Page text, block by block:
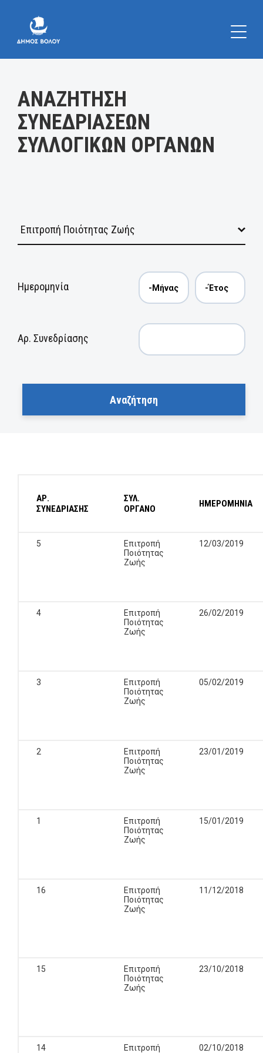
ΑΝΑΖΗΤΗΣΗ
ΣΥΝΕΔΡΙΑΣΕΩΝ
ΣΥΛΛΟΓΙΚΩΝ ΟΡΓΑΝΩΝ
Ημερομηνία
Αρ. Συνεδρίασης
ΑΡ.
ΣΥΝΕΔΡΙΑΣΗΣ
ΣΥΛ.
ΟΡΓΑΝΟ
ΗΜΕΡΟΜΗΝΙΑ
5
Επιτροπή
Ποιότητας
Ζωής
12/03/2019
4
Επιτροπή
Ποιότητας
Ζωής
26/02/2019
3
Επιτροπή
Ποιότητας
Ζωής
05/02/2019
2
Επιτροπή
Ποιότητας
Ζωής
23/01/2019
1
Επιτροπή
Ποιότητας
Ζωής
15/01/2019
16
Επιτροπή
Ποιότητας
Ζωής
11/12/2018
15
Επιτροπή
Ποιότητας
Ζωής
23/10/2018
14
Επιτροπή
02/10/2018